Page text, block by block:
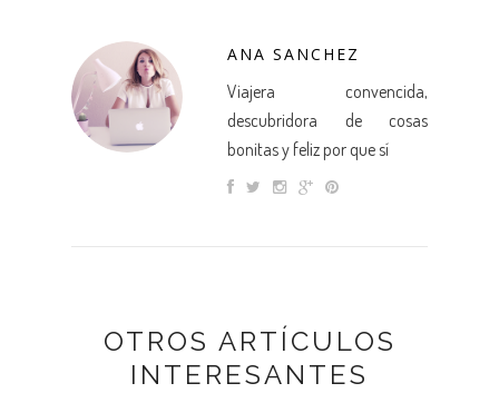
ANA SANCHEZ
Viajera convencida,
descubridora de cosas
bonitas y feliz por que sí
OTROS ARTÍCULOS
INTERESANTES